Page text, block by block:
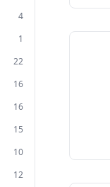
4
1
22
16
16
15
10
12